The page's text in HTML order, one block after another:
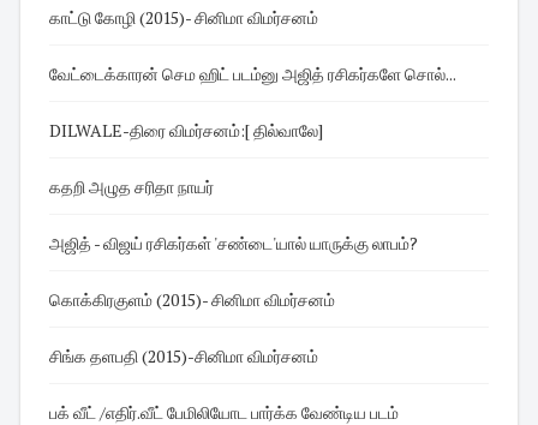
காட்டு கோழி (2015)- சினிமா விமர்சனம்
வேட்டைக்காரன் செம ஹிட் படம்னு அஜித் ரசிகர்களே சொல்...
DILWALE-திரை விமர்சனம்:[ தில்வாலே]
கதறி அழுத சரிதா நாயர்
அஜித் - விஜய் ரசிகர்கள் 'சண்டை'யால் யாருக்கு லாபம்?
கொக்கிரகுளம் (2015)- சினிமா விமர்சனம்
சிங்க தளபதி (2015)-சினிமா விமர்சனம்
பக் வீட் /எதிர்.வீட் பேமிலியோட பார்க்க வேண்டிய படம்